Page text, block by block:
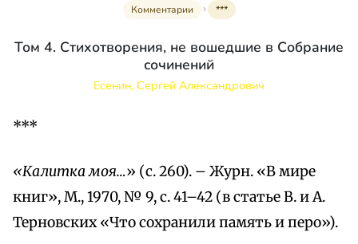
Комментарии
***
Том 4. Стихотворения, не вошедшие в Собрание
сочинений
Есенин, Сергей Александрович
***
«Калитка моя…» (с. 260). – Журн. «В мире
книг», М., 1970, № 9, с. 41–42 (в статье В. и А.
Терновских «Что сохранили память и перо»).